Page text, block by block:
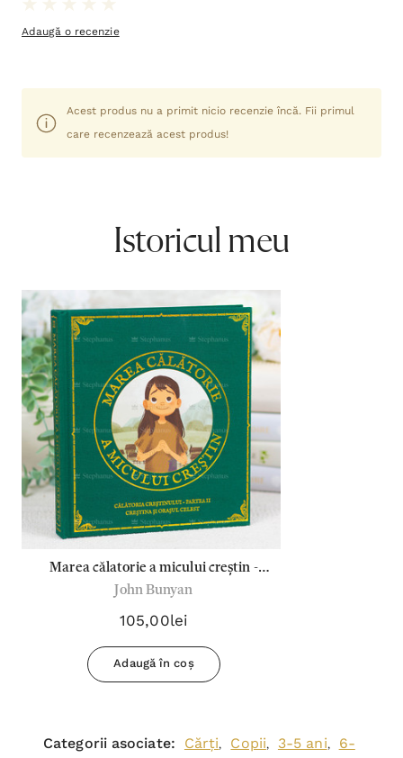
Adaugă o recenzie
Acest produs nu a primit nicio recenzie încă. Fii primul
care recenzează acest produs!
Istoricul meu
Marea călatorie a micului creștin -
Partea II - John Bunyan
John Bunyan
105,00lei
Adaugă în coș
Categorii asociate: Cărți, Copii, 3-5 ani,
6-